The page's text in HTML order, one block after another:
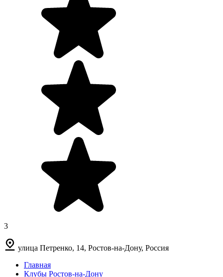
3
улица Петренко, 14, Ростов-на-Дону, Россия
Главная
Клубы Ростов-на-Дону